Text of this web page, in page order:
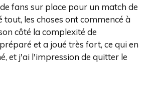
fans sur place pour un match de
les choses ont commencé à
côté la complexité de
et a joué très fort, ce qui en
et j'ai l'impression de quitter le